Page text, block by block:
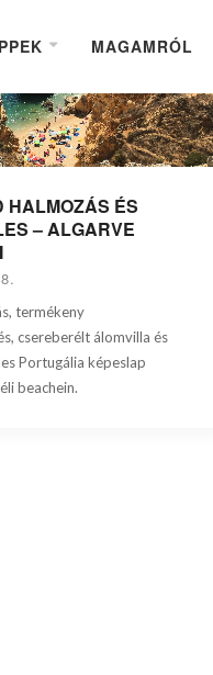
MAGAMRÓL
HALMOZÁS ÉS
– ALGARVE
termékeny
csereberélt álomvilla és
Portugália képeslap
beachein.